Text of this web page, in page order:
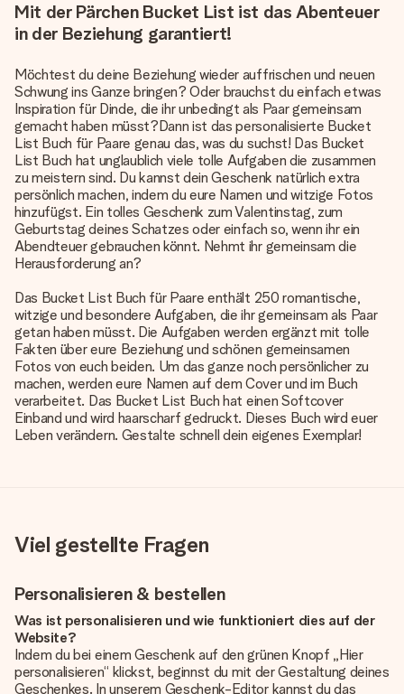
Mit der Pärchen Bucket List ist das Abenteuer
in der Beziehung garantiert!
Möchtest du deine Beziehung wieder auffrischen und neuen
Schwung ins Ganze bringen? Oder brauchst du einfach etwas
Inspiration für Dinde, die ihr unbedingt als Paar gemeinsam
gemacht haben müsst?Dann ist das personalisierte Bucket
List Buch für Paare genau das, was du suchst! Das Bucket
List Buch hat unglaublich viele tolle Aufgaben die zusammen
zu meistern sind. Du kannst dein Geschenk natürlich extra
persönlich machen, indem du eure Namen und witzige Fotos
hinzufügst. Ein tolles Geschenk zum Valentinstag, zum
Geburtstag deines Schatzes oder einfach so, wenn ihr ein
Abendteuer gebrauchen könnt. Nehmt ihr gemeinsam die
Herausforderung an?
Das Bucket List Buch für Paare enthält 250 romantische,
witzige und besondere Aufgaben, die ihr gemeinsam als Paar
getan haben müsst. Die Aufgaben werden ergänzt mit tolle
Fakten über eure Beziehung und schönen gemeinsamen
Fotos von euch beiden. Um das ganze noch persönlicher zu
machen, werden eure Namen auf dem Cover und im Buch
verarbeitet. Das Bucket List Buch hat einen Softcover
Einband und wird haarscharf gedruckt. Dieses Buch wird euer
Leben verändern. Gestalte schnell dein eigenes Exemplar!
Viel gestellte Fragen
Personalisieren & bestellen
Was ist personalisieren und wie funktioniert dies auf der
Website?
Indem du bei einem Geschenk auf den grünen Knopf „Hier
personalisieren“ klickst, beginnst du mit der Gestaltung deines
Geschenkes. In unserem Geschenk-Editor kannst du das